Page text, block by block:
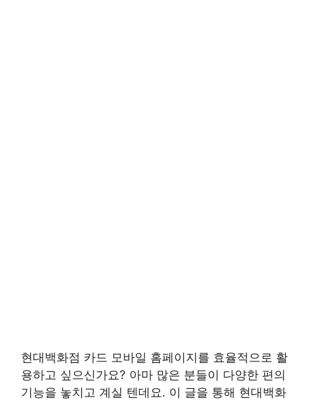
현대백화점 카드 모바일 홈페이지를 효율적으로 활
용하고 싶으신가요? 아마 많은 분들이 다양한 편의
기능을 놓치고 계실 텐데요. 이 글을 통해 현대백화